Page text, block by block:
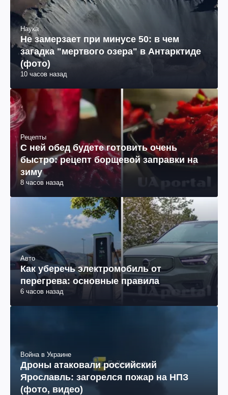
Наука
Не замерзает при минусе 50: в чем
загадка "мертвого озера" в Антарктиде
(фото)
10 часов назад
Рецепты
С ней обед будете готовить очень
быстро: рецепт борщевой заправки на
зиму
8 часов назад
Авто
Как уберечь электромобиль от
перегрева: основные правила
6 часов назад
Война в Украине
Дроны атаковали российский
Ярославль: загорелся пожар на НПЗ
(фото, видео)